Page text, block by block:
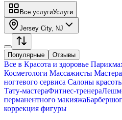
Все услугиУслуги
Jersey City, NJ
Популярные Отзывы
Все в Красота и здоровье
Косметологи Массажисты
ногтевого сервиса Салоны
Тату-мастераФитнес-тренера
перманентного макияжа
коррекция фигуры